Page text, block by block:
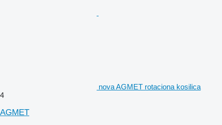
nova AGMET rotaciona kosilica
4
AGMET